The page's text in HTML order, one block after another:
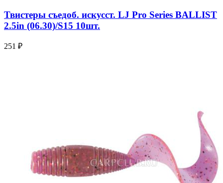
Твистеры съедоб. искусст. LJ Pro Series BALLIST
2.5in (06.30)/S15 10шт.
251 ₽